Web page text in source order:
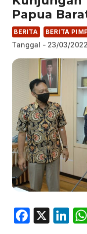
Papua
BERITA BERITA
Tanggal - 23/03/2022
F
X
Li